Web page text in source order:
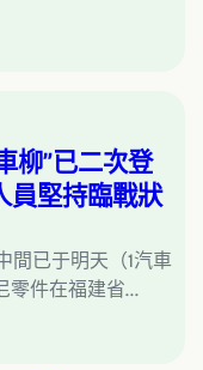
柳”已二次登
員堅持臨戰狀
間已于明天（1汽車
零件在福建省…